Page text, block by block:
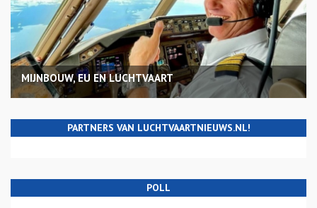
MIJNBOUW, EU EN LUCHTVAART
PARTNERS VAN LUCHTVAARTNIEUWS.NL!
POLL